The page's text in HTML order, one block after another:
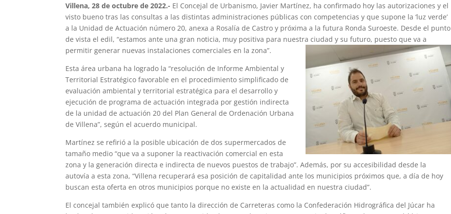
Villena, 28 de octubre de 2022.- El Concejal de Urbanismo, Javier Martínez, ha confirmado hoy las autorizaciones y el
visto bueno tras las consultas a las distintas administraciones públicas con competencias y que supone la ‘luz verde’
a la Unidad de Actuación número 20, anexa a Rosalía de Castro y próxima a la futura Ronda Suroeste. Desde el punto
de vista el edil, “estamos ante una gran noticia, muy positiva para nuestra ciudad y su futuro, puesto que va a
permitir generar nuevas instalaciones comerciales en la zona”.
Esta área urbana ha logrado la “resolución de Informe Ambiental y
Territorial Estratégico favorable en el procedimiento simplificado de
evaluación ambiental y territorial estratégica para el desarrollo y
ejecución de programa de actuación integrada por gestión indirecta
de la unidad de actuación 20 del Plan General de Ordenación Urbana
de Villena”, según el acuerdo municipal.
Martínez se refirió a la posible ubicación de dos supermercados de
tamaño medio “que va a suponer la reactivación comercial en esta
zona y la generación directa e indirecta de nuevos puestos de trabajo”. Además, por su accesibilidad desde la
autovía a esta zona, “Villena recuperará esa posición de capitalidad ante los municipios próximos que, a día de hoy
buscan esta oferta en otros municipios porque no existe en la actualidad en nuestra ciudad”.
El concejal también explicó que tanto la dirección de Carreteras como la Confederación Hidrográfica del Júcar ha